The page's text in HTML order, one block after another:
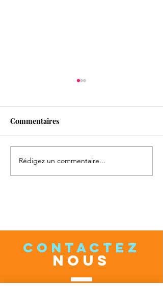
Formation Entretien
épistémique
Commentaires
Rédigez un commentaire...
CONTACTEZ
NOUS